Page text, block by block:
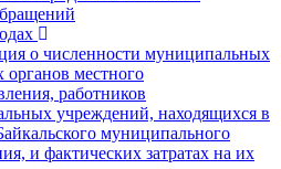
о численности муниципальных
местного
работников
учреждений, находящихся в
муниципального
и фактических затратах на их